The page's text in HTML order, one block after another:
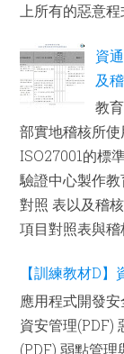
上所有的惡意程
資
及
教
部實地稽核所
ISO27001的標
驗證中心製作
對照 表以及稽
項目對照表與稽
【訓練教材D
應用程式開發
資安管理(PDF)
(PDF) 弱點管理